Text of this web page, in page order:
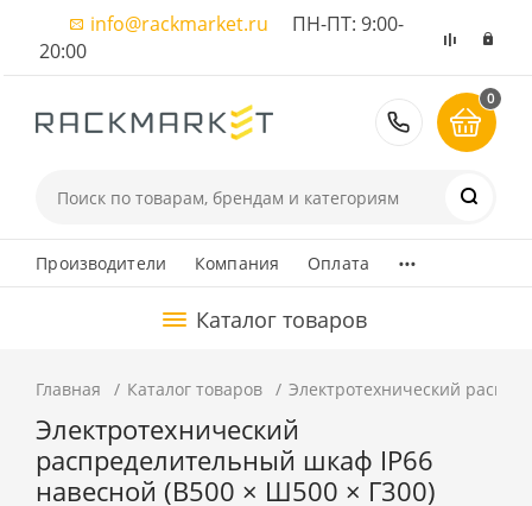
info@rackmarket.ru ПН-ПТ: 9:00-
20:00
8 (495)
0
Производители Компания Оплата ...
Каталог товаров
Главная Каталог товаров Электротехнический
Электротехнический
распределительный шкаф IP66
навесной (В500 × Ш500 × Г300)